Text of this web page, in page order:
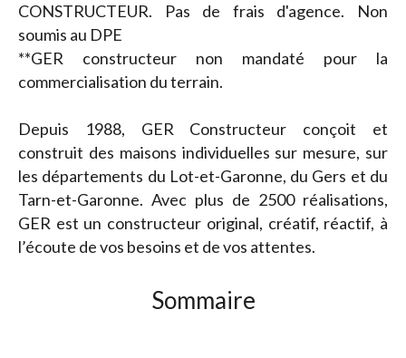
CONSTRUCTEUR. Pas de frais d'agence. Non
soumis au DPE
**GER constructeur non mandaté pour la
commercialisation du terrain.
Depuis 1988, GER Constructeur conçoit et
construit des maisons individuelles sur mesure, sur
les départements du Lot-et-Garonne, du Gers et du
Tarn-et-Garonne. Avec plus de 2500 réalisations,
GER est un constructeur original, créatif, réactif, à
l’écoute de vos besoins et de vos attentes.
Sommaire